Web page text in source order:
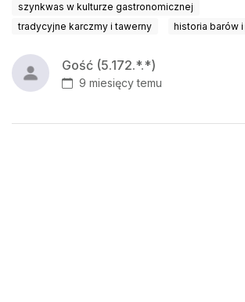
szynkwas w kulturze gastronomicznej
tradycyjne karczmy i tawerny
historia barów
Gość (5.172.*.*)
9 miesięcy temu